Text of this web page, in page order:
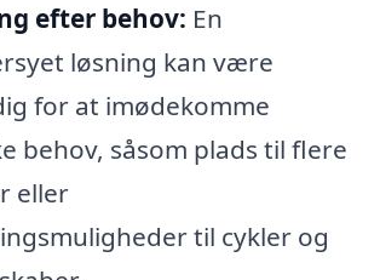
efter behov: En
løsning kan være
for at imødekomme
behov, såsom plads til flere
eller
til cykler og